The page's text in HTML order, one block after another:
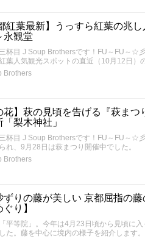
紅葉最新】うっすら紅葉の兆
永観堂
杯目 J Soup Brothersです！FU～FU～☆
葉人気観光スポットの直近（10月12日）
Brothers
花】萩の見頃を告げる『萩ま
梨木神社」
杯目 J Soup Brothersです！FU～FU～☆
れ、9月28日は萩まつり開催中でした。
Brothers
ずりの藤が美しい 京都屈指の
り】
平等院」。今年は4月23日頃から見頃に
た。藤を中心に境内の様子を紹介します。